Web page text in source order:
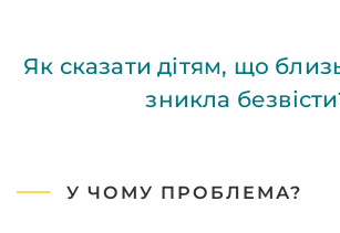
Як сказати дітям, що
зникла
У ЧОМУ ПРОБЛЕМА?